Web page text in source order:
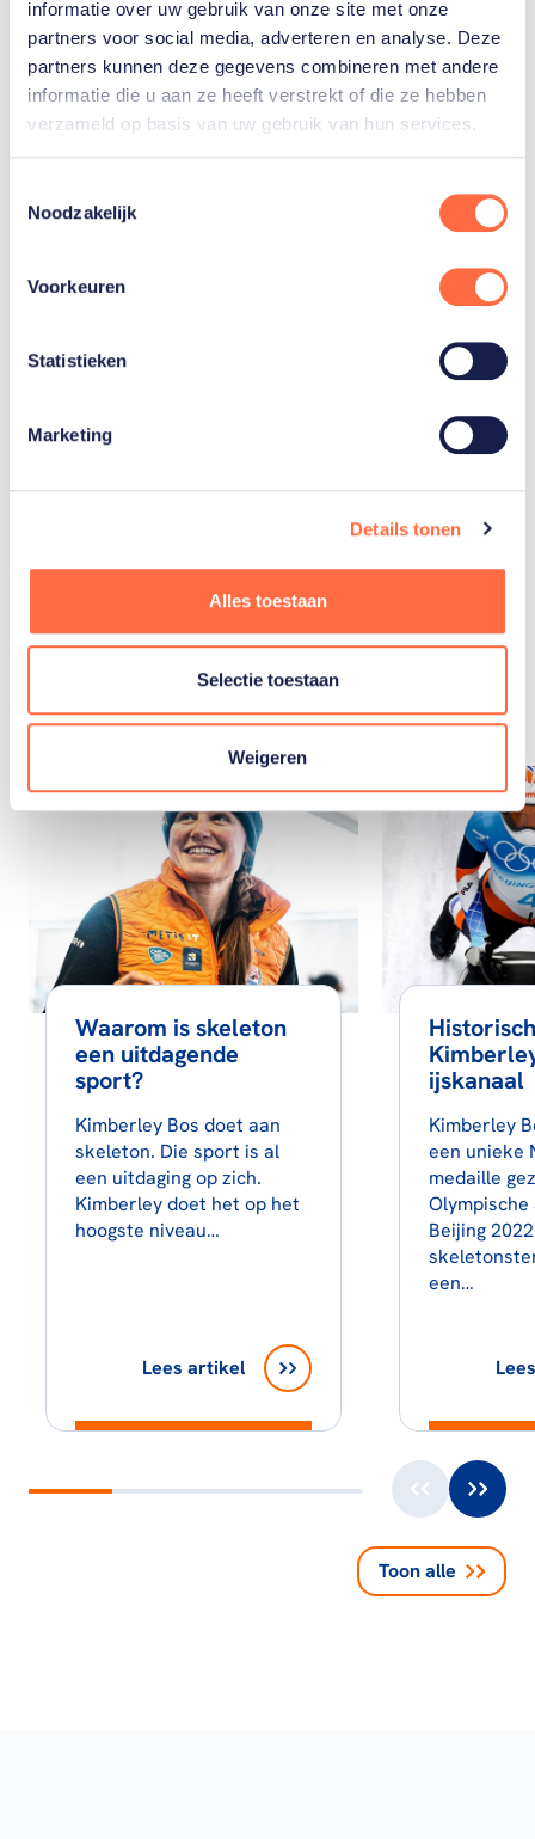
informatie over uw gebruik van onze site met onze
partners voor social media, adverteren en analyse. Deze
partners kunnen deze gegevens combineren met andere
informatie die u aan ze heeft verstrekt of die ze hebben
verzameld op basis van uw gebruik van hun services.
Noodzakelijk
Voorkeuren
Statistieken
Marketing
Details tonen
Alles toestaan
Selectie toestaan
Weigeren
Gerelateerde sporters
Kimberley
Gerelateerde
Waarom is skeleton
een uitdagende
sport?
Kimberley Bos doet aan
skeleton. Die sport is al
een uitdaging op zich.
Kimberley doet het op het
hoogste niveau…
Lees artikel
ijskanaal
Kimberley
een unieke
medaille
Olympische
Beijing
een…
Toon alle